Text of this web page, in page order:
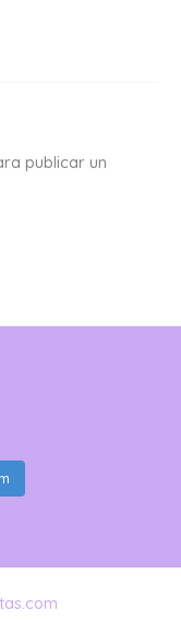
publicar un